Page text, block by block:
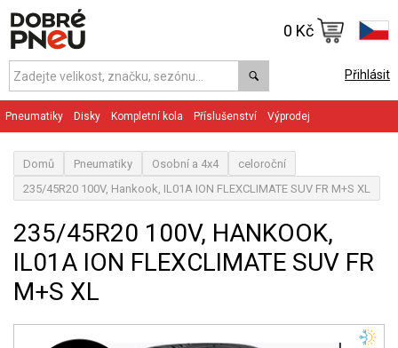
Přihlásit
0 Kč
Pneumatiky Disky Kompletní kola Příslušenství Výprodej
Domů Pneumatiky Osobní a 4x4
celoroční
235/45R20 100V, Hankook, IL01A ION FLEXCLIMATE SUV FR M+S XL
235/45R20 100V, HANKOOK,
IL01A ION FLEXCLIMATE SUV FR
M+S XL